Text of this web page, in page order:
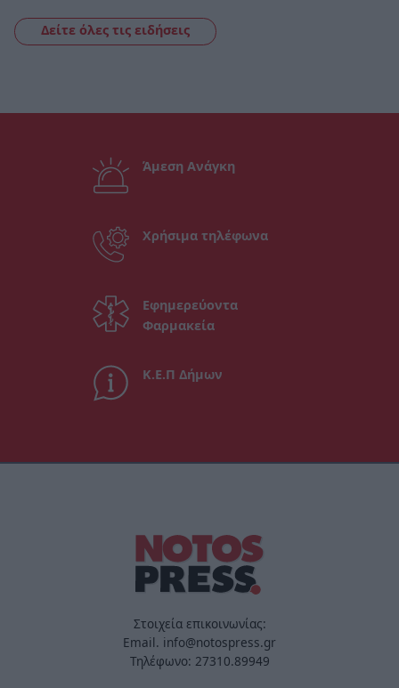
Δείτε όλες τις ειδήσεις
Άμεση Ανάγκη
Χρήσιμα τηλέφωνα
Εφημερεύοντα
Φαρμακεία
Κ.Ε.Π Δήμων
Στοιχεία επικοινωνίας:
Email. info@notospress.gr
Τηλέφωνο: 27310.89949